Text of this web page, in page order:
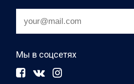
Мы в соцсетях